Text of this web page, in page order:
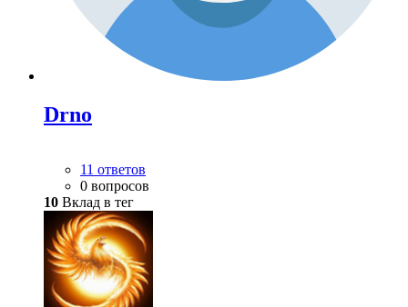
Drno
11 ответов
0 вопросов
10 Вклад в тег